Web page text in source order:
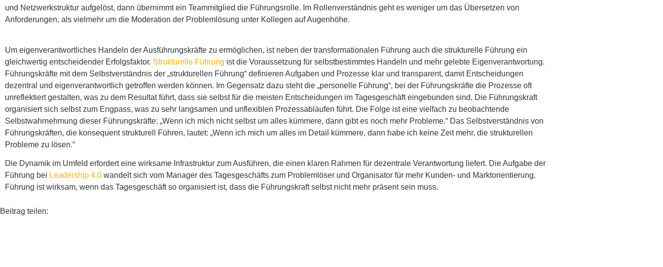
und Netzwerkstruktur aufgelöst, dann übernimmt ein Teammitglied die Führungsrolle. Im Rollenverständnis geht es weniger um das Übersetzen von
Anforderungen, als vielmehr um die Moderation der Problemlösung unter Kollegen auf Augenhöhe.
Um eigenverantwortliches Handeln der Ausführungskräfte zu ermöglichen, ist neben der transformationalen Führung auch die strukturelle Führung ein
gleichwertig entscheidender Erfolgsfaktor. Strukturelle Führung ist die Voraussetzung für selbstbestimmtes Handeln und mehr gelebte Eigenverantwortung.
Führungskräfte mit dem Selbstverständnis der „strukturellen Führung“ definieren Aufgaben und Prozesse klar und transparent, damit Entscheidungen
dezentral und eigenverantwortlich getroffen werden können. Im Gegensatz dazu steht die „personelle Führung“, bei der Führungskräfte die Prozesse oft
unreflektiert gestalten, was zu dem Resultat führt, dass sie selbst für die meisten Entscheidungen im Tagesgeschäft eingebunden sind. Die Führungskraft
organisiert sich selbst zum Engpass, was zu sehr langsamen und unflexiblen Prozessabläufen führt. Die Folge ist eine vielfach zu beobachtende
Selbstwahrnehmung dieser Führungskräfte: „Wenn ich mich nicht selbst um alles kümmere, dann gibt es noch mehr Probleme.“ Das Selbstverständnis von
Führungskräften, die konsequent strukturell Führen, lautet: „Wenn ich mich um alles im Detail kümmere, dann habe ich keine Zeit mehr, die strukturellen
Probleme zu lösen.“
Die Dynamik im Umfeld erfordert eine wirksame Infrastruktur zum Ausführen, die einen klaren Rahmen für dezentrale Verantwortung liefert. Die Aufgabe der
Führung bei Leadership 4.0 wandelt sich vom Manager des Tagesgeschäfts zum Problemlöser und Organisator für mehr Kunden- und Marktorientierung.
Führung ist wirksam, wenn das Tagesgeschäft so organisiert ist, dass die Führungskraft selbst nicht mehr präsent sein muss.
Beitrag teilen: